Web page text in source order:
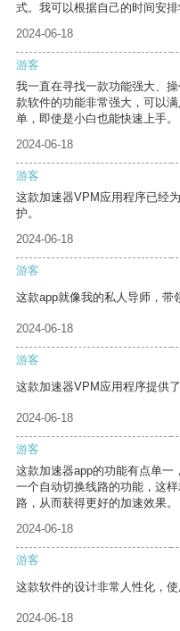
式。我可以根据自己的时间安排
2024-06-18
游客
我一直在寻找一款功能强大、
款软件的功能非常强大，可以
单，即使是小白也能快速上手。
2024-06-18
游客
这款加速器VPM应用程序已经
护。
2024-06-18
游客
这款app就像我的私人导师，带
2024-06-18
游客
这款加速器VPM应用程序提供
2024-06-18
游客
这款加速器app的功能有点单一
一个自动切换线路的功能，这
路，从而获得更好的加速效果。
2024-06-18
游客
这款软件的设计非常人性化，使
2024-06-18